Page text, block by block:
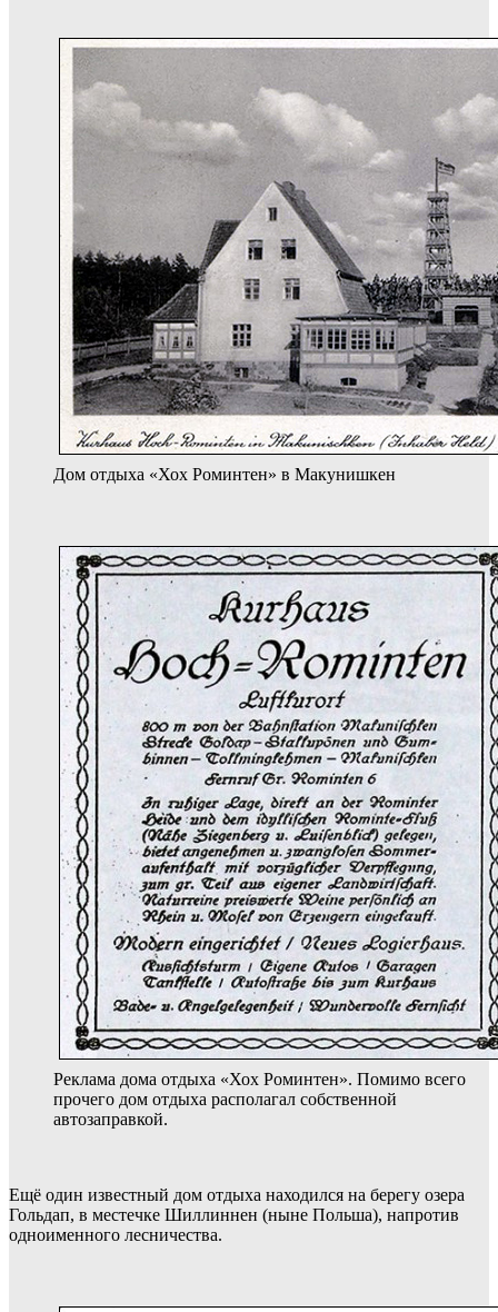
Дом отдыха «Хох Роминтен» в Макунишкен
Реклама дома отдыха «Хох Роминтен». Помимо всего
прочего дом отдыха располагал собственной
автозаправкой.
Ещё один известный дом отдыха находился на берегу озера
Гольдап, в местечке Шиллиннен (ныне Польша), напротив
одноименного лесничества.